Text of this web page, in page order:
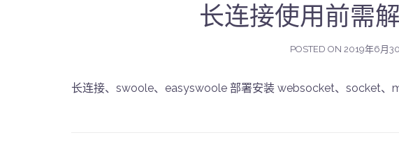
长连接使用前需
POSTED ON2019年6月
长连接、swoole、easyswoole 部署安装 websocket、socket、